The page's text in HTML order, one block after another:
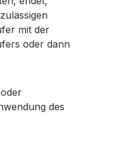
mit der
oder dann
des